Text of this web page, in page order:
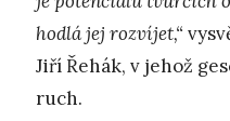
hodlá jej rozvíjet,“
Jiří Řehák, v jehož
ruch.